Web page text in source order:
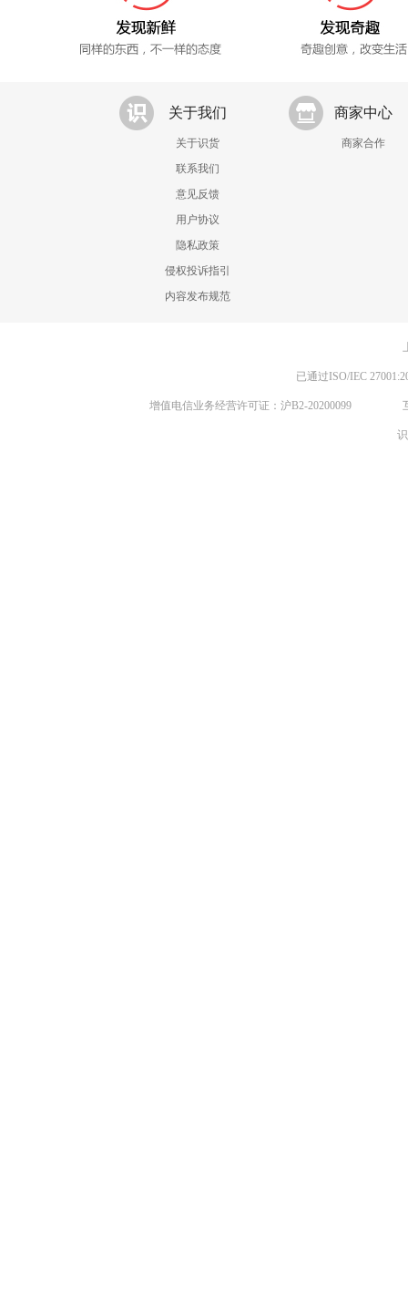
关于我们
关于识货
联系我们
意见反馈
用户协议
隐私政策
侵权投诉指引
内容发布规范
商家中心
商家合作
已通过ISO/IEC
增值电信业务经营许可证：沪B2-20200099